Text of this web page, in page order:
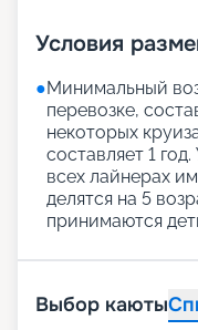
Условия
●Минимальный
перевозке,
некоторых
составляет 1
всех лайнерах
делятся на 5
принимаются
Выбор каюты